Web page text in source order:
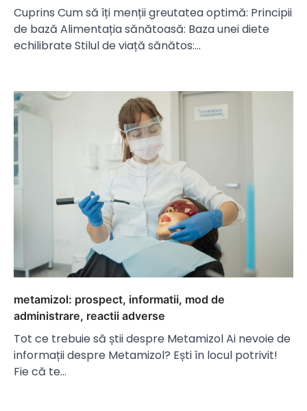
Cuprins Cum să îți menții greutatea optimă: Principii
de bază Alimentația sănătoasă: Baza unei diete
echilibrate Stilul de viață sănătos:…
metamizol: prospect, informatii, mod de
administrare, reactii adverse
Tot ce trebuie să știi despre Metamizol Ai nevoie de
informații despre Metamizol? Ești în locul potrivit!
Fie că te…